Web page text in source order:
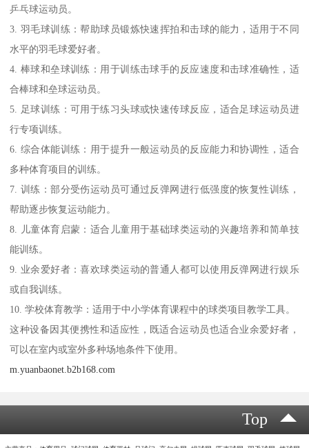
乒乓球运动员。
3. 羽毛球训练：帮助球员锻炼快速挥拍和击球的能力，适用于不同
水平的羽毛球爱好者。
4. 棒球和垒球训练：用于训练击球手的反应速度和击球准确性，适
合棒球和垒球运动员。
5. 足球训练：可用于练习头球或快速传球反应，适合足球运动员进
行专项训练。
6. 综合体能训练：用于提升一般运动员的反应能力和协调性，适合
多种体育项目的训练。
7. 训练：部分受伤运动员可通过反弹网进行低强度的恢复性训练，
帮助逐步恢复运动能力。
8. 儿童体育启蒙：适合儿童用于基础球类运动的兴趣培养和简单技
能训练。
9. 业余爱好者：喜欢球类运动的普通人都可以使用反弹网进行娱乐
或自我训练。
10. 学校体育教学：适用于中小学体育课程中的球类项目教学工具。
这种设备因其便携性和适应性，既适合运动员也适合业余爱好者，
可以在室内或室外多种场地条件下使用。
m.yuanbaonet.b2b168.com
Top